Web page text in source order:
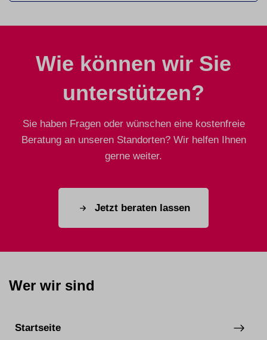
Wie können wir Sie
unterstützen?
Sie haben Fragen oder wünschen eine kostenfreie
Beratung an unseren Standorten? Wir helfen Ihnen
gerne weiter.
Jetzt beraten lassen
Wer wir sind
Startseite